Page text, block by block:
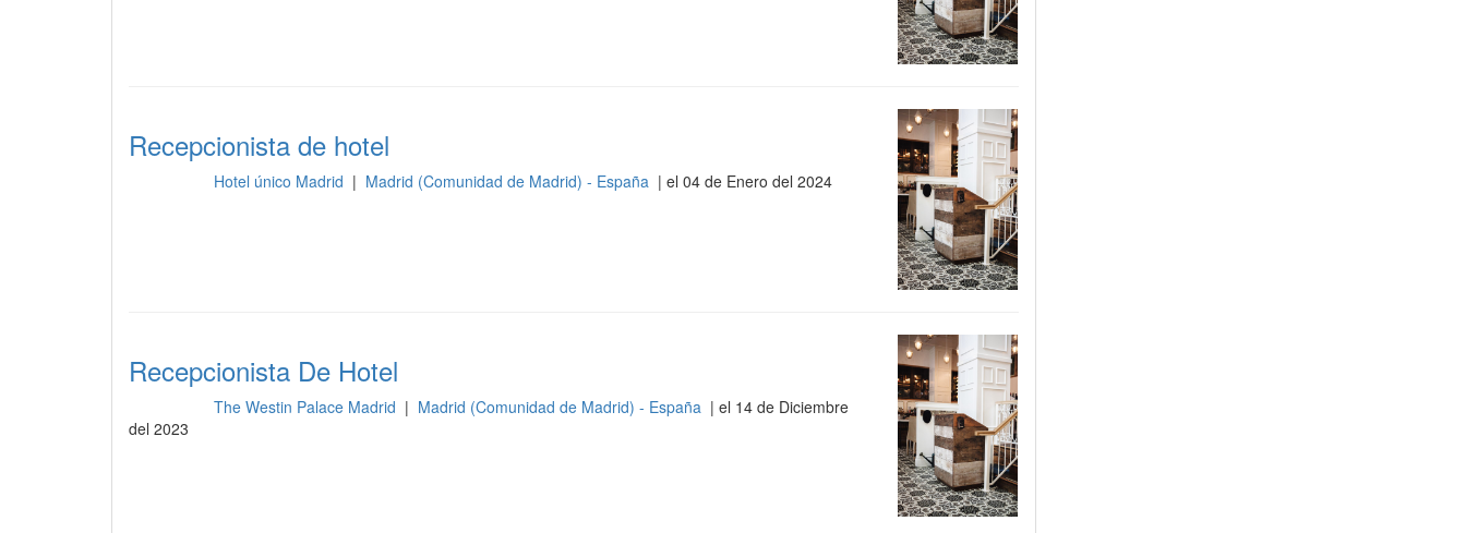
Recepcionista de hotel
Hotel único Madrid | Madrid (Comunidad de Madrid) - España | el 04 de Enero del 2024
Recepcionista De Hotel
The Westin Palace Madrid | Madrid (Comunidad de Madrid) - España | el 14 de Diciembre
del 2023